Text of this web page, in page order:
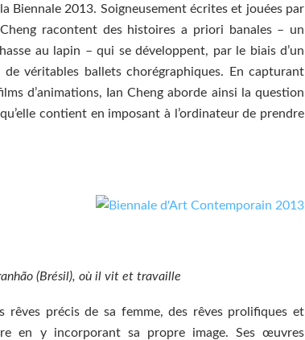
Biennale 2013. Soigneusement écrites et jouées par
racontent des histoires a priori banales – un
au lapin – qui se développent, par le biais d’un
véritables ballets chorégraphiques. En capturant
d’animations, Ian Cheng aborde ainsi la question
contient en imposant à l’ordinateur de prendre
(Brésil), où il vit et travaille
précis de sa femme, des rêves prolifiques et
en y incorporant sa propre image. Ses œuvres